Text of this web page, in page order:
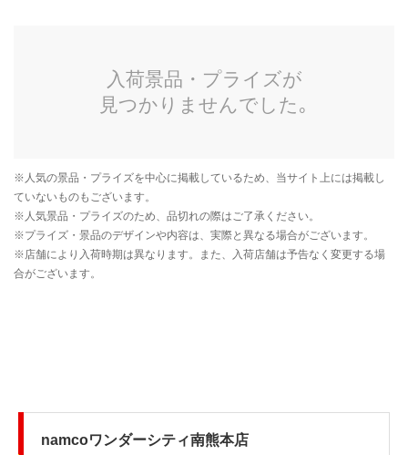
namcoワンダーシティ南熊本店